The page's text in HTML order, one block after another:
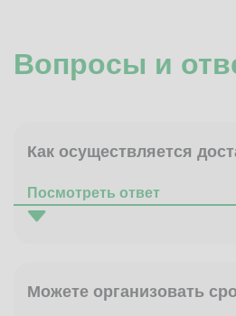
Вопросы и
Как осуществляется
Посмотреть ответ
Можете организовать